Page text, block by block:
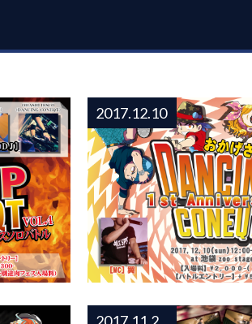
2017.12.10
DANCING CONEQT 1st